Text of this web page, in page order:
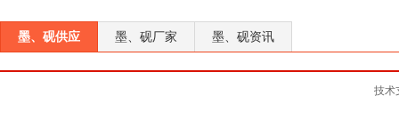
墨、砚供应 墨、砚厂家 墨、砚资讯
技术